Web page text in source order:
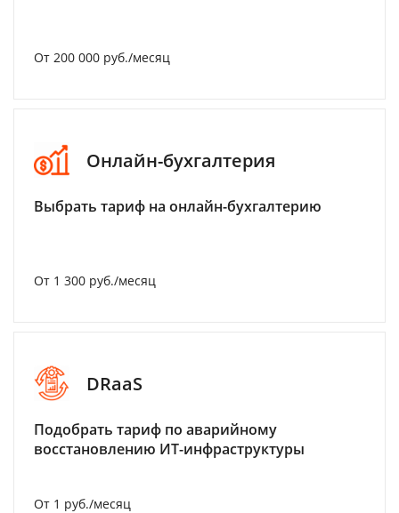
От 200 000 руб./месяц
Онлайн-бухгалтерия
Выбрать тариф на онлайн-бухгалтерию
От 1 300 руб./месяц
DRaaS
Подобрать тариф по аварийному
восстановлению ИТ-инфраструктуры
От 1 руб./месяц